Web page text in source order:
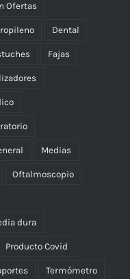
Ofertas
Dental
Fajas
Medias
Oftalmoscopio
dura
Producto Covid
Termómetro